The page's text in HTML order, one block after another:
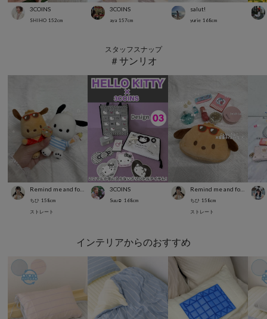
3COINS
SHIHO 152cm
3COINS
aya 157cm
salut!
yurie 168cm
スタッフスナップ
＃サンリオ
ちひ 158cm
ストレート
3COINS
Suu☺︎ 168cm
Remind me and forever
ちひ 158cm
ストレート
インテリアからのおすすめ